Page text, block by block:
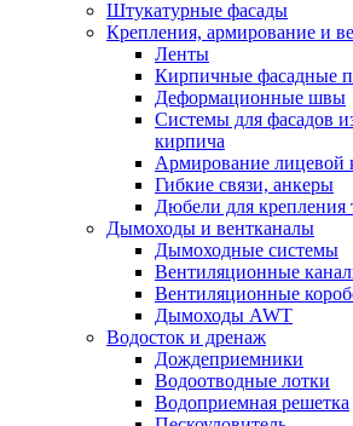
Штукатурные фасады
Крепления, армирование и
Ленты
Кирпичные фасадные
Деформационные швы
Системы для фасадов
кирпича
Армирование лицевой
Гибкие связи, анкеры
Дюбели для крепления
Дымоходы и вентканалы
Дымоходные системы
Вентиляционные
Вентиляционные
Дымоходы AWT
Водосток и дренаж
Дождеприемники
Водоотводные лотки
Водоприемная решетка